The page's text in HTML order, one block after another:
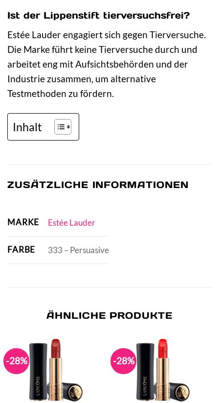
Ist der Lippenstift tierversuchsfrei?
Estée Lauder engagiert sich gegen Tierversuche.
Die Marke führt keine Tierversuche durch und
arbeitet eng mit Aufsichtsbehörden und der
Industrie zusammen, um alternative
Testmethoden zu fördern.
Inhalt
ZUSÄTZLICHE INFORMATIONEN
MARKE Estée Lauder
FARBE 333 – Persuasive
ÄHNLICHE PRODUKTE
-28% -28%